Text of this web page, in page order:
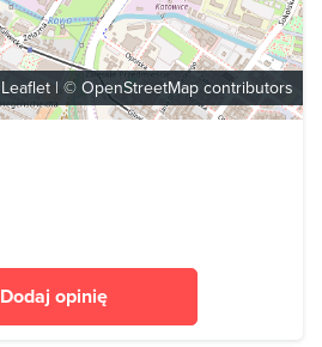
Leaflet | © OpenStreetMap contributors
Dodaj opinię